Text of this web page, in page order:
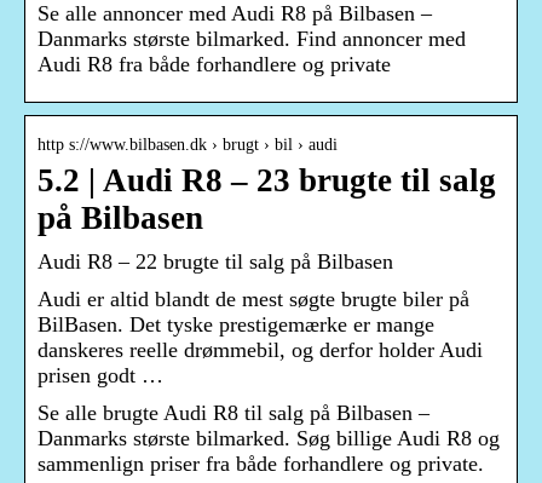
Se alle annoncer med Audi R8 på Bilbasen –
Danmarks største bilmarked. Find annoncer med
Audi R8 fra både forhandlere og private
http s://www.bilbasen.dk › brugt › bil › audi
5.2 | Audi R8 – 23 brugte til salg
på Bilbasen
Audi R8 – 22 brugte til salg på Bilbasen
Audi er altid blandt de mest søgte brugte biler på
BilBasen. Det tyske prestigemærke er mange
danskeres reelle drømmebil, og derfor holder Audi
prisen godt …
Se alle brugte Audi R8 til salg på Bilbasen –
Danmarks største bilmarked. Søg billige Audi R8 og
sammenlign priser fra både forhandlere og private.